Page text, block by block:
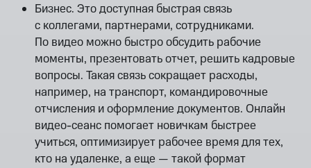
Бизнес. Это доступная быстрая связь
с коллегами, партнерами, сотрудниками.
По видео можно быстро обсудить рабочие
моменты, презентовать отчет, решить кадровые
вопросы. Такая связь сокращает расходы,
например, на транспорт, командировочные
отчисления и оформление документов. Онлайн
видео-сеанс помогает новичкам быстрее
учиться, оптимизирует рабочее время для тех,
кто на удаленке, а еще — такой формат